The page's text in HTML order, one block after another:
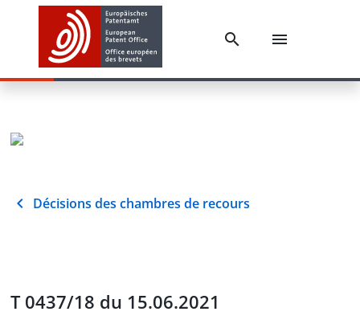
Décisions des chambres de recours
T 0437/18 du 15.06.2021